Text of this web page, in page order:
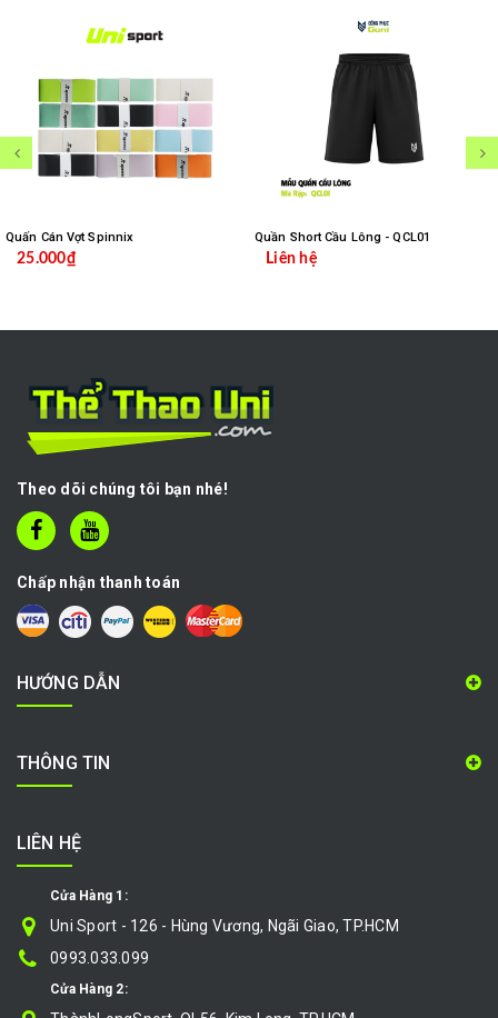
Quấn Cán Vợt Spinnix
25.000₫
Quần Short Cầu Lông - QCL01
Liên hệ
Theo dõi chúng tôi bạn nhé!
Chấp nhận thanh toán
HƯỚNG DẪN
THÔNG TIN
LIÊN HỆ
Cửa Hàng 1:
Uni Sport - 126 - Hùng Vương, Ngãi Giao, TP.HCM
0993.033.099
Cửa Hàng 2: